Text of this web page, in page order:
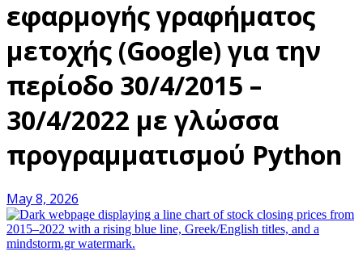
εφαρμογής γραφήματος
μετοχής (Google) για την
περίοδο 30/4/2015 –
30/4/2022 με γλώσσα
προγραμματισμού Python
May 8, 2026